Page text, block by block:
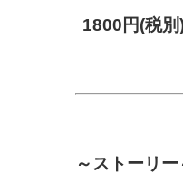
1800円(税
～ストーリー